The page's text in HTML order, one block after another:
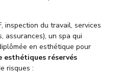
inspection du travail, services
assurances), un spa qui
en esthétique pour
esthétiques réservés
risques :